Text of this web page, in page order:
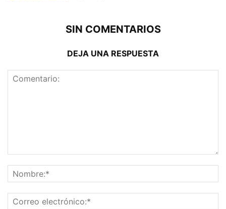
SIN COMENTARIOS
DEJA UNA RESPUESTA